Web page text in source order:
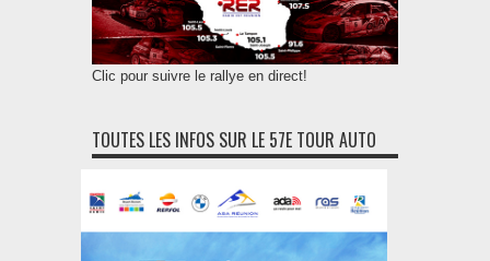
Clic pour suivre le rallye en direct!
TOUTES LES INFOS SUR LE 57E TOUR AUTO